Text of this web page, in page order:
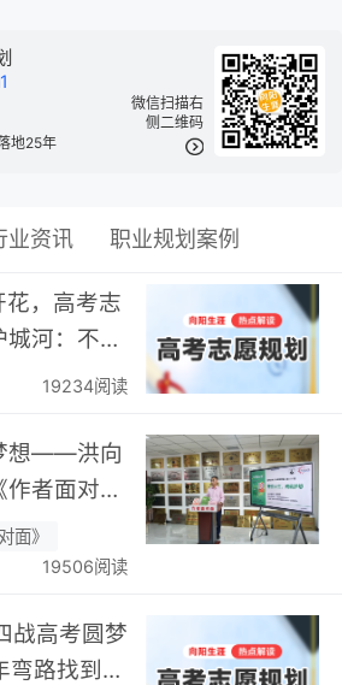
微信扫描右
侧二维码
地25年
业资讯 职业规划案例
，高考志
河：不靠
19234阅读
想——洪向
作者面对
专题分享…
面》
19506阅读
战高考圆梦
弯路找到终